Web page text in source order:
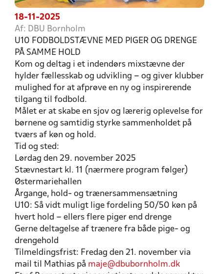
18-11-2025
Af: DBU Bornholm
U10 FODBOLDSTÆVNE MED PIGER OG DRENGE
PÅ SAMME HOLD
Kom og deltag i et indendørs mixstævne der
hylder fællesskab og udvikling – og giver klubber
mulighed for at afprøve en ny og inspirerende
tilgang til fodbold.
Målet er at skabe en sjov og lærerig oplevelse for
børnene og samtidig styrke sammenholdet på
tværs af køn og hold.
Tid og sted:
Lørdag den 29. november 2025
Stævnestart kl. 11 (nærmere program følger)
Østermariehallen
Årgange, hold- og trænersammensætning
U10: Så vidt muligt lige fordeling 50/50 køn på
hvert hold – ellers flere piger end drenge
Gerne deltagelse af trænere fra både pige- og
drengehold
Tilmeldingsfrist: Fredag den 21. november via
mail til Mathias på maje@dbubornholm.dk